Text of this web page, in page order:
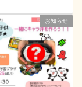
お知らせ